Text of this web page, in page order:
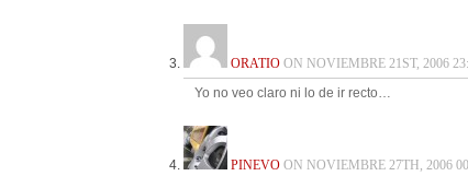
ORATIO ON NOVIEMBRE 21ST, 2006
Yo no veo claro ni lo de ir recto…
PINEVO ON NOVIEMBRE 27TH, 2006